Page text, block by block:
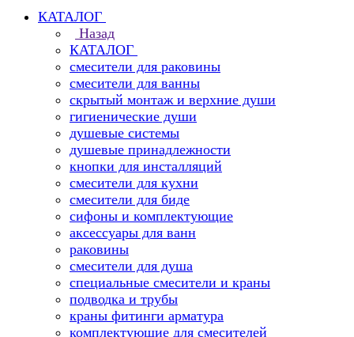
КАТАЛОГ
Назад
КАТАЛОГ
смесители для раковины
смесители для ванны
скрытый монтаж и верхние души
гигиенические души
душевые системы
душевые принадлежности
кнопки для инсталляций
смесители для кухни
смесители для биде
сифоны и комплектующие
аксессуары для ванн
раковины
смесители для душа
специальные смесители и краны
подводка и трубы
краны фитинги арматура
комплектующие для смесителей